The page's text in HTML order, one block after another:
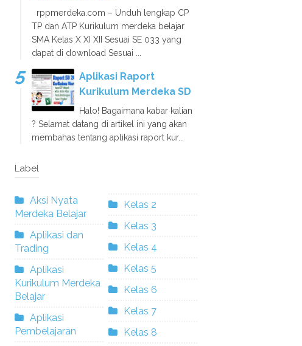
rppmerdeka.com – Unduh lengkap CP
TP dan ATP Kurikulum merdeka belajar
SMA Kelas X XI XII Sesuai SE 033 yang
dapat di download Sesuai ...
Aplikasi Raport
Kurikulum Merdeka SD
Halo! Bagaimana kabar kalian
? Selamat datang di artikel ini yang akan
membahas tentang aplikasi raport kur...
Label
Aksi Nyata
Merdeka Belajar
Aplikasi dan
Trading
Aplikasi
Kurikulum Merdeka
Belajar
Aplikasi
Pembelajaran
Kelas 2
Kelas 3
Kelas 4
Kelas 5
Kelas 6
Kelas 7
Kelas 8